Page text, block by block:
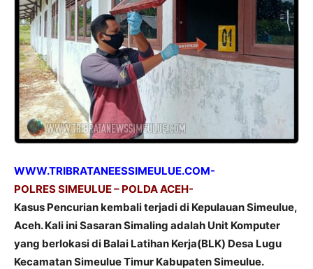
WWW.TRIBRATANEESSIMEULUE.COM-
POLRES SIMEULUE – POLDA ACEH-
Kasus Pencurian kembali terjadi di Kepulauan Simeulue,
Aceh. Kali ini Sasaran Simaling adalah Unit Komputer
yang berlokasi di Balai Latihan Kerja(BLK) Desa Lugu
Kecamatan Simeulue Timur Kabupaten Simeulue.